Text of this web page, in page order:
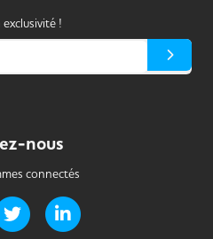
!
nous
connectés
Facebook de Handi-it
Page Twitter de Handi-it